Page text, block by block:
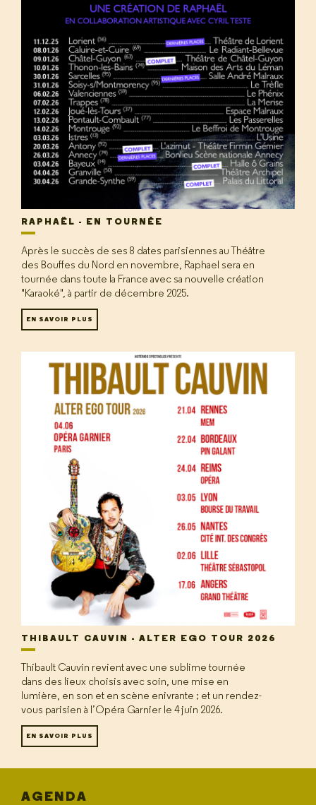
RAPHAËL - EN TOURNÉE
Après le succès de ses 8 dates parisiennes au Théâtre
des Bouffes du Nord en novembre, Raphael sera en
tournée dans toute la France avec sa nouvelle création
"Karaoké", à partir de décembre 2025.
EN SAVOIR PLUS
THIBAULT CAUVIN - ALTER EGO TOUR 2026
Thibault Cauvin revient avec une sublime tournée
dans des lieux choisis avec soin, une mise en
lumière, en son et en scène enivrante ; et un rendez-
vous parisien à l’Opéra Garnier le 4 juin 2026.
EN SAVOIR PLUS
AGENDA